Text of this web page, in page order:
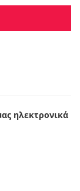
ηλεκτρονικά